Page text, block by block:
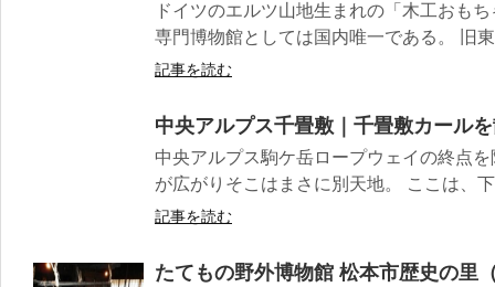
ドイツのエルツ山地生まれの「木工おも
専門博物館としては国内唯一である。 旧
記事を読む
中央アルプス千畳敷｜千畳敷カール
中央アルプス駒ケ岳ロープウェイの終点
が広がりそこはまさに別天地。 ここは、
記事を読む
たてもの野外博物館 松本市歴史の里